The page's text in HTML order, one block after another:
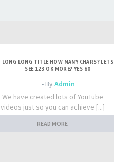
LONG LONG TITLE HOW MANY CHARS? LETS
SEE 123 OK MORE? YES 60
- ByAdmin
We have created lots of YouTube
videos just so you can achieve [...]
READ MORE